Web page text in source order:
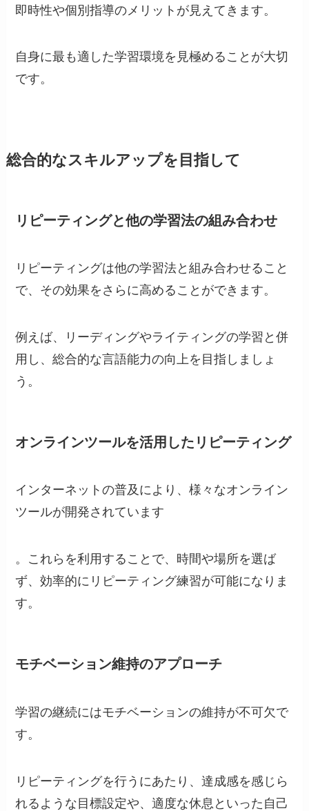
即時性や個別指導のメリットが見えてきます。
自身に最も適した学習環境を見極めることが大切
です。
総合的なスキルアップを目指して
リピーティングと他の学習法の組み合わせ
リピーティングは他の学習法と組み合わせること
で、その効果をさらに高めることができます。
例えば、リーディングやライティングの学習と併
用し、総合的な言語能力の向上を目指しましょ
う。
オンラインツールを活用したリピーティング
インターネットの普及により、様々なオンライン
ツールが開発されています
。これらを利用することで、時間や場所を選ば
ず、効率的にリピーティング練習が可能になりま
す。
モチベーション維持のアプローチ
学習の継続にはモチベーションの維持が不可欠で
す。
リピーティングを行うにあたり、達成感を感じら
れるような目標設定や、適度な休息といった自己